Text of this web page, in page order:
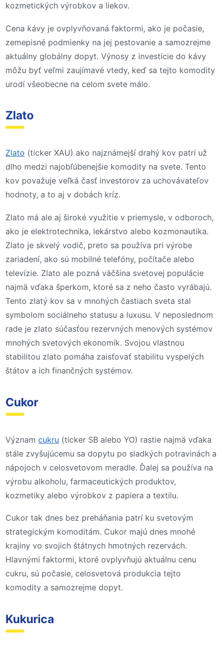
kozmetických výrobkov a liekov.
Cena kávy je ovplyvňovaná faktormi, ako je počasie,
zemepisné podmienky na jej pestovanie a samozrejme
aktuálny globálny dopyt. Výnosy z investície do kávy
môžu byť veľmi zaujímavé vtedy, keď sa tejto komodity
urodí všeobecne na celom svete málo.
Zlato
Zlato (ticker XAU) ako najznámejší drahý kov patrí už
dlho medzi najobľúbenejšie komodity na svete. Tento
kov považuje veľká časť investorov za uchovávateľov
hodnoty, a to aj v dobách kríz.
Zlato má ale aj široké využitie v priemysle, v odboroch,
ako je elektrotechnika, lekárstvo alebo kozmonautika.
Zlato je skvelý vodič, preto sa používa pri výrobe
zariadení, ako sú mobilné telefóny, počítače alebo
televízie. Zlato ale pozná väčšina svetovej populácie
najmä vďaka šperkom, ktoré sa z neho často vyrábajú.
Tento zlatý kov sa v mnohých častiach sveta stal
symbolom sociálneho statusu a luxusu. V neposlednom
rade je zlato súčasťou rezervných menových systémov
mnohých svetových ekonomík. Svojou vlastnou
stabilitou zlato pomáha zaisťovať stabilitu vyspelých
štátov a ich finančných systémov.
Cukor
Význam cukru (ticker SB alebo YO) rastie najmä vďaka
stále zvyšujúcemu sa dopytu po sladkých potravinách a
nápojoch v celosvetovom meradle. Ďalej sa používa na
výrobu alkoholu, farmaceutických produktov,
kozmetiky alebo výrobkov z papiera a textilu.
Cukor tak dnes bez preháňania patrí ku svetovým
strategickým komoditám. Cukor majú dnes mnohé
krajiny vo svojich štátnych hmotných rezervách.
Hlavnými faktormi, ktoré ovplyvňujú aktuálnu cenu
cukru, sú počasie, celosvetová produkcia tejto
komodity a samozrejme dopyt.
Kukurica